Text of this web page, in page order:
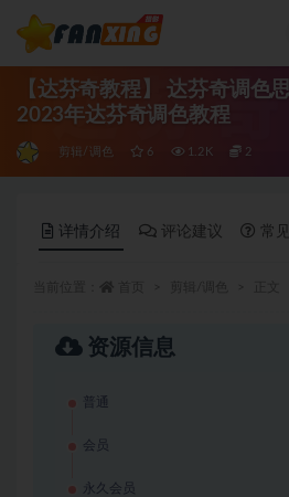
【达芬奇教程】 达芬奇调色
2023年达芬奇调色教程
剪辑/调色 6 1.2K 2
详情介绍 评论建议 常
资源信息
普通
会员
永久会员